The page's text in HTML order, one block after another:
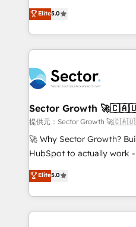
Oferecemos ainda
HubSpot que
empresas em 13 países
a maior parceira da
líder no ranking global de
HubSpot.
one of HubSpot's most
capable Agency Partners globally. We
complex CRM migrations,
integrations, custom CMS
businesses. Our teams are based in North America
and APAC. We are HubSpot's top-ranked Advanced
Implementation Certified
to their advisory council. We strive to do 'good work
with good people' and
brands. You can see some
Elite5.0
Sector Growth
提供元：Sector Growth
🚀 Why Sector Growth?
HubSpot to actually work -
HubSpot Experts:
automation, and training built
Technical Execution: ERP,
Integrations; complex
Elite5.0